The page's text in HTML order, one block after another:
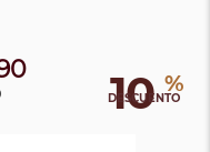
10 %
DESCUENTO